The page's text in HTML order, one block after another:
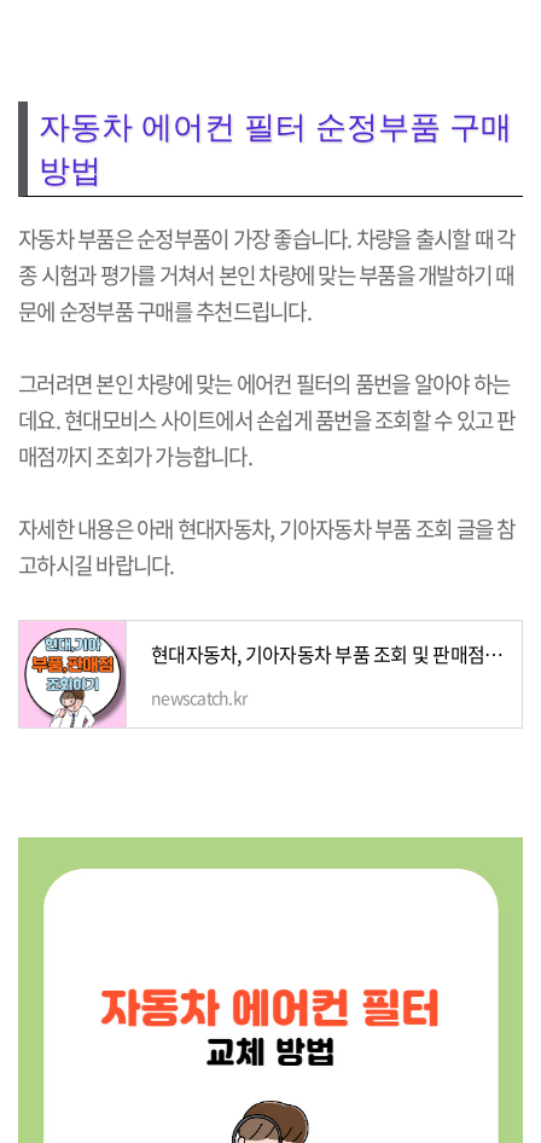
자동차 에어컨 필터 순정부품 구매
방법
자동차 부품은 순정부품이 가장 좋습니다. 차량을 출시할 때 각
종 시험과 평가를 거쳐서 본인 차량에 맞는 부품을 개발하기 때
문에 순정부품 구매를 추천드립니다.
그러려면 본인 차량에 맞는 에어컨 필터의 품번을 알아야 하는
데요. 현대모비스 사이트에서 손쉽게 품번을 조회할 수 있고 판
매점까지 조회가 가능합니다.
자세한 내용은 아래 현대자동차, 기아자동차 부품 조회 글을 참
고하시길 바랍니다.
현대자동차, 기아자동차 부품 조회 및 판매점 조회 총정리
newscatch.kr